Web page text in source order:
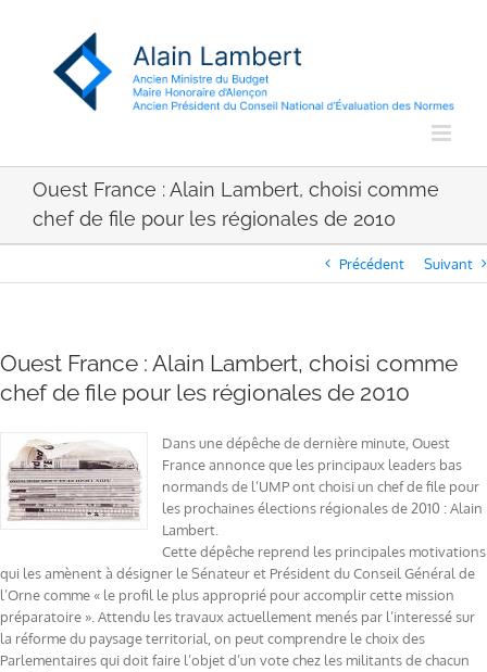
Ouest France : Alain Lambert, choisi comme
chef de file pour les régionales de 2010
Précédent Suivant
Ouest France : Alain Lambert, choisi comme
chef de file pour les régionales de 2010
Dans une dépêche de dernière minute, Ouest
France annonce que les principaux leaders bas
normands de l’UMP ont choisi un chef de file pour
les prochaines élections régionales de 2010 : Alain
Lambert.
Cette dépêche reprend les principales motivations
qui les amènent à désigner le Sénateur et Président du Conseil Général de
l’Orne comme « le profil le plus approprié pour accomplir cette mission
préparatoire ». Attendu les travaux actuellement menés par l’interessé sur
la réforme du paysage territorial, on peut comprendre le choix des
Parlementaires qui doit faire l’objet d’un vote chez les militants de chacun